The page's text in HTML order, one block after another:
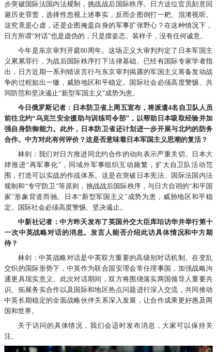
步突破国际法国内法规制，挑战战后国际秩序。日方这位官员刻意回
避历史罪责，选择性忽视上述事实，反而企图倒打一耙、混淆视听。
这究竟是心虚，还是企图掩盖自身的军事扩张野心？在这种情况下，
日方所谓“对话”也是虚伪的，只是摆姿态、装样子，没有任何诚意。
今年是东京审判开庭80周年。这场正义大审判判定了日本军国主
义累累罪行，为战后国际秩序打下法律基础。已经有国际专家学者指
出，日方近期一系列错误言行与东京审判揭露的军国主义筹备发动战
争的过程如出一辙，威胁地区和平稳定。国际社会必须高度警惕、共
同防范和坚决遏止“新型军国主义”成势为患。
今日俄罗斯记者：日本防卫省上周五宣布，将派遣4名自卫队人员
前往北约“乌克兰安全援助与训练司令部”，以帮助日本吸取经验并加
强自身防御能力。此外，日本防卫省还计划进一步开展与北约的防务
合作。中方对此有何评价？这是否意味着日本军国主义思潮的复活？
林剑：我们对日方推进同北约合作的动向表示严重关切。日本大
肆推进“再军事化”，同域外军事组织互动频繁，扩大自卫队活动范
围，打造可以实战的作战体系。这是在突破日本宪法、国际法国内法
规制和“专守防卫”等原则，挑战战后国际秩序，与日方自诩的“和平国
家”形象背道而驰。日本“新型军国主义”成势为患，威胁地区和平稳
定。国际社会必须高度警惕、坚决遏止。
中新社记者：中方昨天发布了英国外交大臣库珀访华并举行第十
一次中英战略对话的消息。发言人能否介绍此访具体情况和中方期
待？
林剑：中英战略对话是中英双方重要的高级别对话机制。在变乱
交织的国际形势下，中英作为联合国安理会常任理事国，加强战略沟
通更具现实意义。此次对话期间，双方将围绕落实两国领导人重要共
识、拓展务实合作以及国际和地区热点问题进行深入交流，共同推动
中英长期稳定的全面战略伙伴关系深入发展，让合作成果更好惠及两
国和世界。
关于访问的具体情况，我们会适时发布消息，大家可以保持关
注。